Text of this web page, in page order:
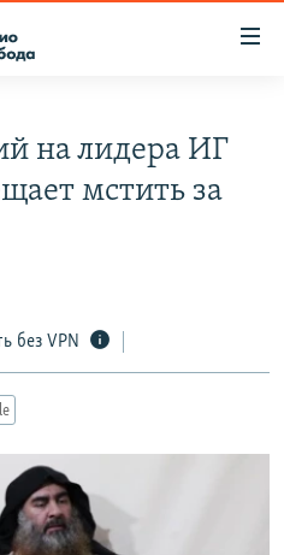
на лидера ИГ
мстить за
без VPN